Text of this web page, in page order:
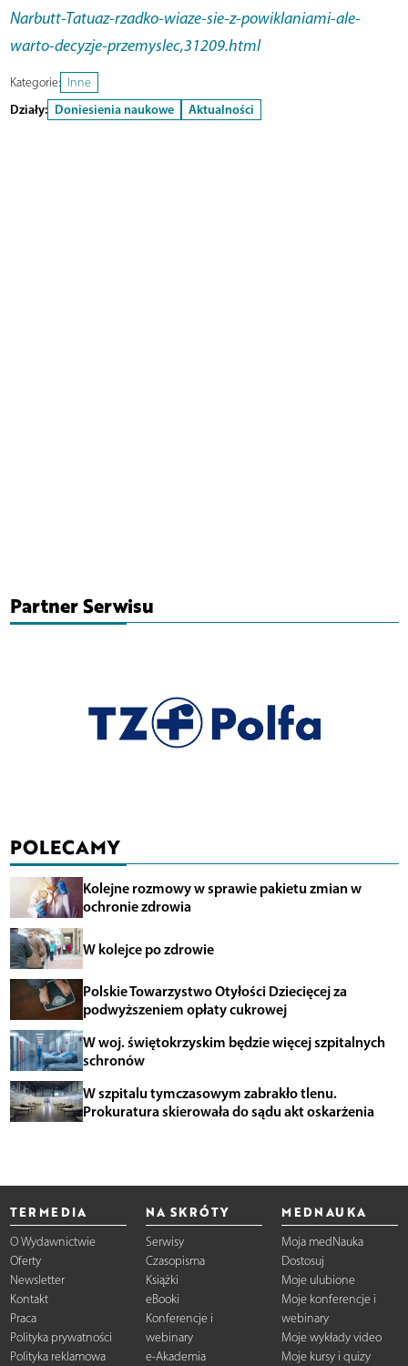
Narbutt-Tatuaz-rzadko-wiaze-sie-z-powiklaniami-ale-
warto-decyzje-przemyslec,31209.html
Kategorie: Inne
Działy: Doniesienia naukowe Aktualności
Partner Serwisu
POLECAMY
Kolejne rozmowy w sprawie pakietu zmian w
ochronie zdrowia
W kolejce po zdrowie
Polskie Towarzystwo Otyłości Dziecięcej za
podwyższeniem opłaty cukrowej
W woj. świętokrzyskim będzie więcej szpitalnych
schronów
W szpitalu tymczasowym zabrakło tlenu.
Prokuratura skierowała do sądu akt oskarżenia
TERMEDIA
O Wydawnictwie
Oferty
Newsletter
Kontakt
Praca
Polityka prywatności
Polityka reklamowa
NA SKRÓTY
Serwisy
Czasopisma
Książki
eBooki
Konferencje i
webinary
e-Akademia
MEDNAUKA
Moja medNauka
Dostosuj
Moje ulubione
Moje konferencje i
webinary
Moje wykłady video
Moje kursy i quizy